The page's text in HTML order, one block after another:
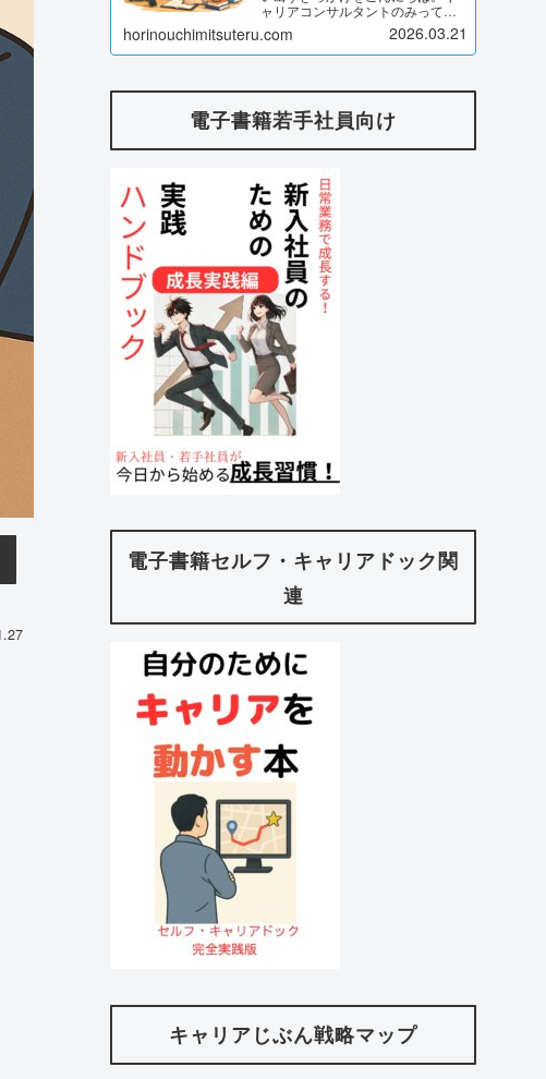
ャリアコンサルタントのみってる
です。このページでは、私が発信
している「気づくと差がつく｜キ
ャリア5分メモ」のブログ記事をま
ば差がつく キャリア5分メモ...
horinouchimitsuteru.com 2026.03.21
電子書籍若手社員向け
電子書籍セルフ・キャリアドック関
連
キャリアじぶん戦略マップ